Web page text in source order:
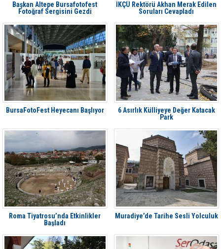
Başkan Altepe Bursafotofest
Fotoğraf Sergisini Gezdi
İKÇÜ Rektörü Akhan Merak Edilen
Soruları Cevapladı
BursaFotoFest Heyecanı Başlıyor
6 Asırlık Külliyeye Değer Katacak
Park
Roma Tiyatrosu’nda Etkinlikler
Başladı
Muradiye’de Tarihe Sesli Yolculuk